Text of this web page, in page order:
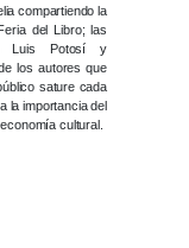
compartiendo la
del Libro; las
Luis Potosí y
los autores que
sature cada
la importancia del
cultural.